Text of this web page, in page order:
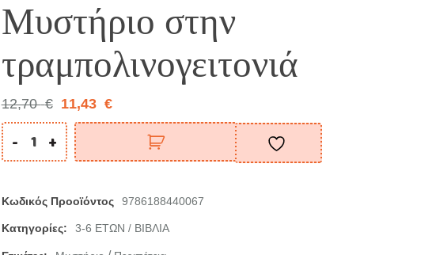
Μυστήριο στην
τραμπολινογειτονιά
12,70 € 11,43 €
- +
Κωδικός Προοϊόντος 9786188440067
Κατηγορίες: 3-6 ΕΤΩΝ / ΒΙΒΛΙΑ